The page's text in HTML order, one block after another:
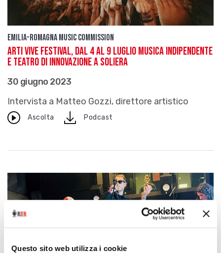
Questo sito web utilizza i cookie
Emilia-Romagna Music Commission
Arti Vive Festival, dal 4 al 9 luglio musica indipendente
e teatro di innovazione a Soliera
30 giugno 2023
Intervista a Matteo Gozzi, direttore artistico
Ascolta downloadPodcast